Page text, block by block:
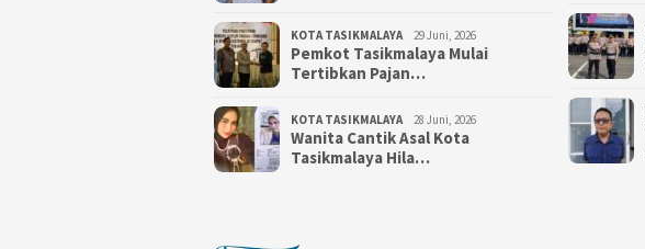
KOTA TASIKMALAYA 29 Juni, 2026
Pemkot Tasikmalaya Mulai
Tertibkan Pajan…
KOTA TASIKMALAYA 28 Juni, 2026
Wanita Cantik Asal Kota
Tasikmalaya Hila…